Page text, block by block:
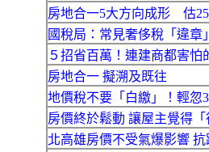
房地合一5大方向成形 估
國稅局：常見奢侈稅「違章
５招省百萬！連建商都害怕
房地合一 擬溯及既往
地價稅不要「白繳」！輕忽
房價終於鬆動 讓屋主覺得
北高雄房價不受氣爆影響 抗